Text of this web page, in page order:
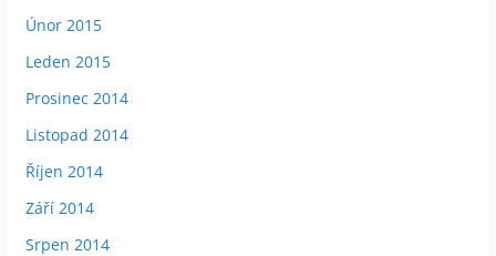
Únor 2015
Leden 2015
Prosinec 2014
Listopad 2014
Říjen 2014
Září 2014
Srpen 2014